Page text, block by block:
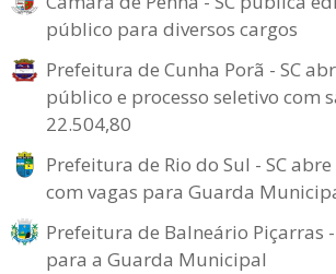
público para diversos cargos
Prefeitura de Cunha Porã - SC
público e processo seletivo com
22.504,80
Prefeitura de Rio do Sul - SC
com vagas para Guarda
Prefeitura de Balneário Piçarras
para a Guarda Municipal